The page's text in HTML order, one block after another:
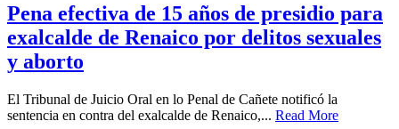
Pena efectiva de 15 años de presidio para
exalcalde de Renaico por delitos sexuales
y aborto
El Tribunal de Juicio Oral en lo Penal de Cañete notificó la
sentencia en contra del exalcalde de Renaico,... Read More